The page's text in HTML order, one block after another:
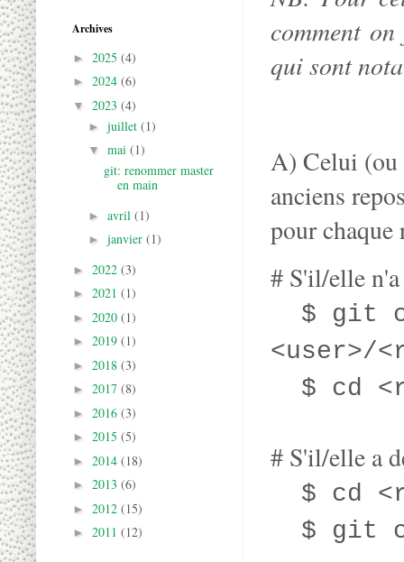
comment
qui sont
A) Celui (ou
anciens
pour chaque
# S'il/elle
$ git
<user>/
$ cd
# S'il/elle a
$ cd
$ git
Archives
► 2025 (4)
► 2024 (6)
▼ 2023 (4)
► juillet (1)
▼ mai (1)
git: renommer master
en main
► avril (1)
► janvier (1)
► 2022 (3)
► 2021 (1)
► 2020 (1)
► 2019 (1)
► 2018 (3)
► 2017 (8)
► 2016 (3)
► 2015 (5)
► 2014 (18)
► 2013 (6)
► 2012 (15)
► 2011 (12)